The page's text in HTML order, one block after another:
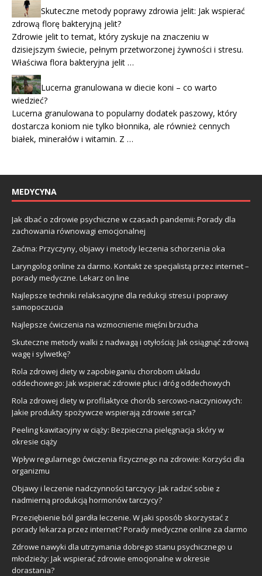
Skuteczne metody poprawy zdrowia jelit: Jak wspierać
zdrową florę bakteryjną jelit?
Zdrowie jelit to temat, który zyskuje na znaczeniu w
dzisiejszym świecie, pełnym przetworzonej żywności i stresu.
Właściwa flora bakteryjna jelit …
Lucerna granulowana w diecie koni – co warto
wiedzieć?
Lucerna granulowana to popularny dodatek paszowy, który
dostarcza koniom nie tylko błonnika, ale również cennych
białek, minerałów i witamin. Z …
MEDYCYNA
Jak dbać o zdrowie psychiczne w czasach pandemii: Porady dla
zachowania równowagi emocjonalnej
Zaćma: Przyczyny, objawy i metody leczenia schorzenia oka
Laryngolog online za darmo. Kontakt ze specjalistą przez internet –
porady medyczne. Lekarz on line
Najlepsze techniki relaksacyjne dla redukcji stresu i poprawy
samopoczucia
Najlepsze ćwiczenia na wzmocnienie mięśni brzucha
Skuteczne metody walki z nadwagą i otyłością: Jak osiągnąć zdrową
wagę i sylwetkę?
Rola zdrowej diety w zapobieganiu chorobom układu
oddechowego: Jak wspierać zdrowie płuc i dróg oddechowych
Rola zdrowej diety w profilaktyce chorób sercowo-naczyniowych:
Jakie produkty spożywcze wspierają zdrowie serca?
Peeling kawitacyjny w ciąży: Bezpieczna pielęgnacja skóry w
okresie ciąży
Wpływ regularnego ćwiczenia fizycznego na zdrowie: Korzyści dla
organizmu
Objawy i leczenie nadczynności tarczycy: Jak radzić sobie z
nadmierną produkcją hormonów tarczycy?
Przeziębienie ból gardła leczenie. W jaki sposób skorzystać z
porady lekarza przez internet? Porady medyczne online za darmo
Zdrowe nawyki dla utrzymania dobrego stanu psychicznego u
młodzieży: Jak wspierać zdrowie emocjonalne w okresie
dorastania?